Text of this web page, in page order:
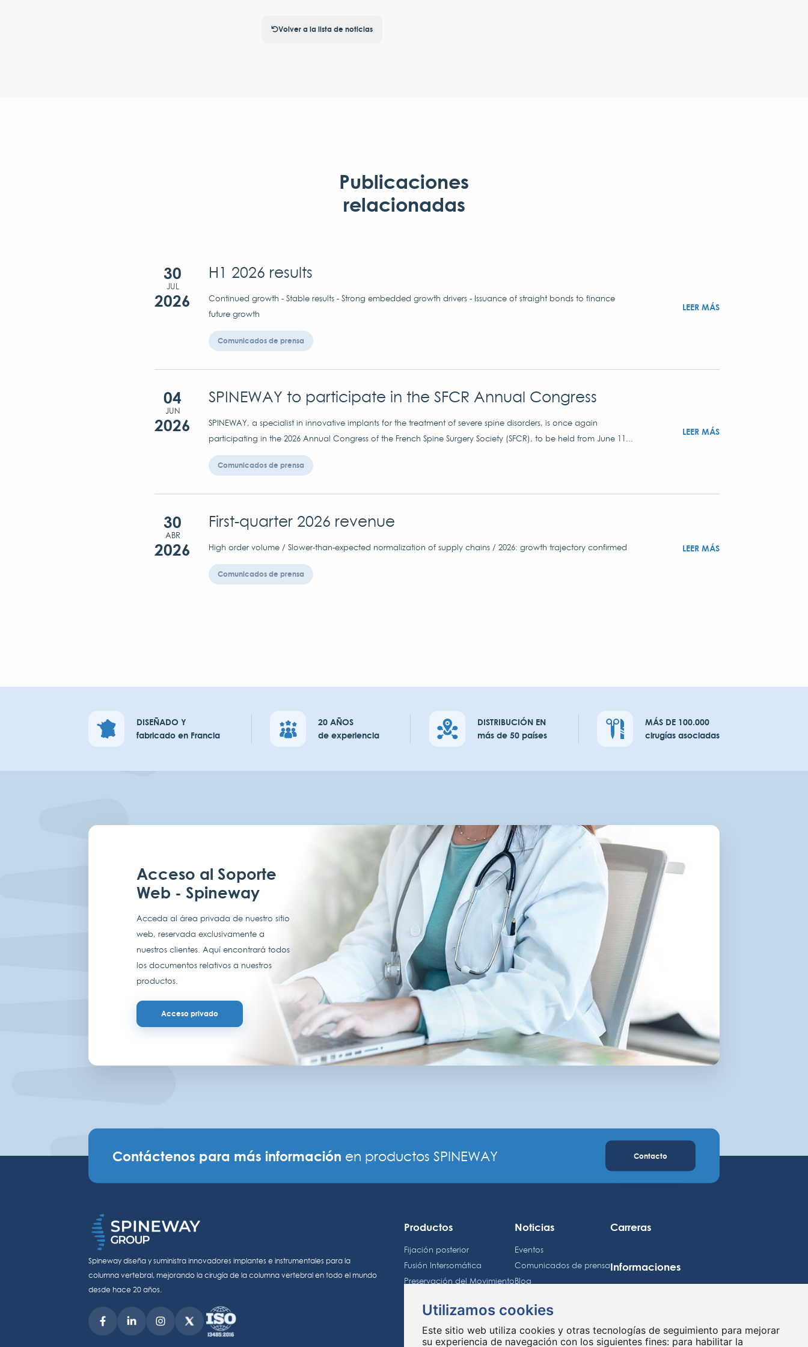
Utilizamos cookies
Este sitio web utiliza cookies y otras tecnologías de seguimiento para mejorar
su experiencia de navegación con los siguientes fines: para habilitar la
Volver a la lista de noticias
Publicaciones
relacionadas
30
JUL
2026
H1 2026 results
Continued growth - Stable results - Strong embedded growth drivers - Issuance of straight bonds to finance
future growth
Comunicados de prensa
LEER MÁS
04
JUN
2026
SPINEWAY to participate in the SFCR Annual Congress
SPINEWAY, a specialist in innovative implants for the treatment of severe spine disorders, is once again
participating in the 2026 Annual Congress of the French Spine Surgery Society (SFCR), to be held from June 11...
Comunicados de prensa
LEER MÁS
30
ABR
2026
First-quarter 2026 revenue
High order volume / Slower-than-expected normalization of supply chains / 2026: growth trajectory confirmed
Comunicados de prensa
LEER MÁS
DISEÑADO Y
fabricado en Francia
20 AÑOS
de experiencia
DISTRIBUCIÓN EN
más de 50 países
MÁS DE 100.000
cirugías asociadas
Acceso al Soporte
Web - Spineway
Acceda al área privada de nuestro sitio
web, reservada exclusivamente a
nuestros clientes. Aquí encontrará todos
los documentos relativos a nuestros
productos.
Acceso privado
Contáctenos para más información en productos SPINEWAY Contacto
Spineway diseña y suministra innovadores implantes e instrumentales para la
columna vertebral, mejorando la cirugía de la columna vertebral en todo el mundo
desde hace 20 años.
Productos
Fijación posterior
Fusión Intersomática
Preservación del Movimiento
Grupo Spineway
Noticias
Eventos
Comunicados de prensa
Blog
Inversores
Calendario
Carreras
Informaciones
Preferencias de cookies